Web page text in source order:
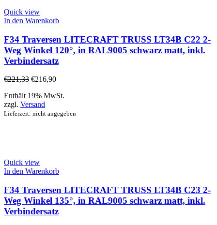
Quick view
In den Warenkorb
F34 Traversen LITECRAFT TRUSS LT34B C22 2-
Weg Winkel 120°, in RAL9005 schwarz matt, inkl.
Verbindersatz
€221,33 €216,90
Enthält 19% MwSt.
zzgl. Versand
Lieferzeit: nicht angegeben
Quick view
In den Warenkorb
F34 Traversen LITECRAFT TRUSS LT34B C23 2-
Weg Winkel 135°, in RAL9005 schwarz matt, inkl.
Verbindersatz